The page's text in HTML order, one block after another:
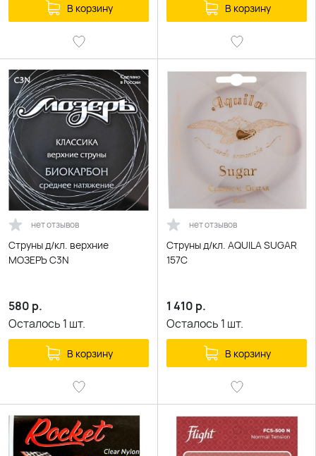
В корзину В корзину
нет отзывов
Струны д/кл. верхние
МОЗЕРЪ C3N
580 р.
Осталось 1 шт.
В корзину
нет отзывов
Струны д/кл. AQUILA SUGAR
157C
1 410 р.
Осталось 1 шт.
В корзину